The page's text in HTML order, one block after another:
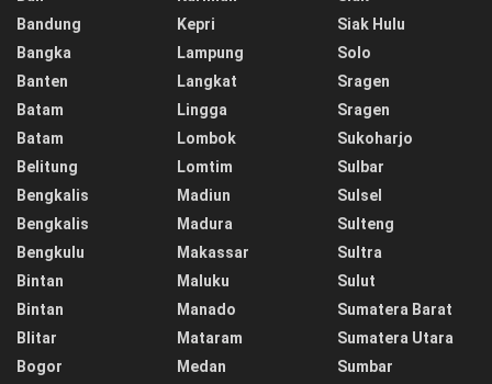
Bandung
Bangka
Banten
Batam
Batam
Belitung
Bengkalis
Bengkalis
Bengkulu
Bintan
Bintan
Blitar
Bogor
Kepri
Lampung
Langkat
Lingga
Lombok
Lomtim
Madiun
Madura
Makassar
Maluku
Manado
Mataram
Medan
Siak Hulu
Solo
Sragen
Sragen
Sukoharjo
Sulbar
Sulsel
Sulteng
Sultra
Sulut
Sumatera Barat
Sumatera Utara
Sumbar